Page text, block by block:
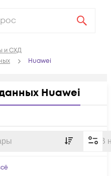
и СХД
Huawei
Huawei
В